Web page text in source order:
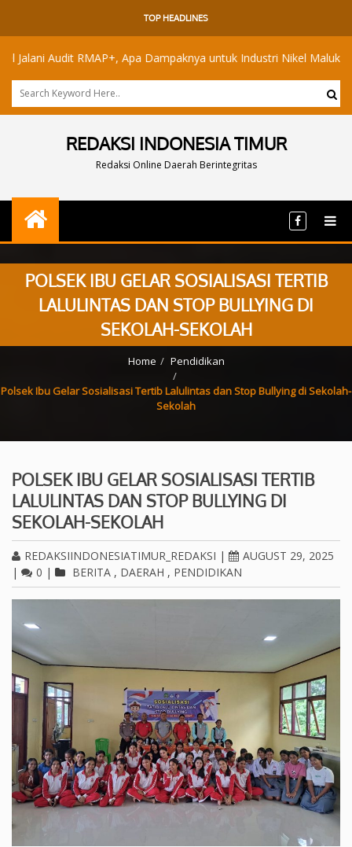
TOP HEADLINES
RMAP+, Apa Dampaknya untuk Industri Nikel Maluku Utara?
REDAKSI INDONESIA TIMUR
Redaksi Online Daerah Berintegritas
POLSEK IBU GELAR SOSIALISASI TERTIB
LALULINTAS DAN STOP BULLYING DI
SEKOLAH-SEKOLAH
Home Pendidikan
Polsek Ibu Gelar Sosialisasi Tertib Lalulintas dan Stop Bullying di Sekolah-
Sekolah
POLSEK IBU GELAR SOSIALISASI TERTIB
LALULINTAS DAN STOP BULLYING DI
SEKOLAH-SEKOLAH
REDAKSIINDONESIATIMUR_REDAKSI |
AUGUST 29, 2025
|
0 | BERITA , DAERAH , PENDIDIKAN